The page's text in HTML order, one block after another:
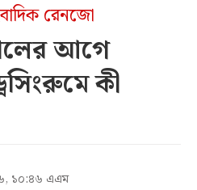
রেনজো
আগে
কী
১০:৪৬ এএম